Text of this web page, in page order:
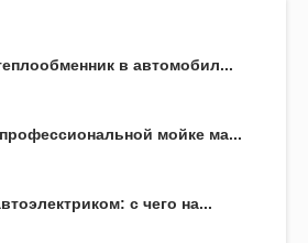
в автомобил...
мойке ма...
с чего на...